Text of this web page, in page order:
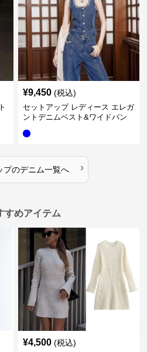
¥9,450 (税込)
セットアップ レディース エレガ
ントデニムベスト&ワイドパン
プのデニム一覧へ ›
すめアイテム
¥4,500 (税込)